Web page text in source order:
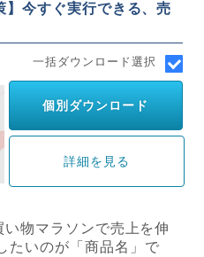
】今すぐ実行できる、売
一括ダウンロード選択
個別ダウンロード
詳細を見る
物マラソンで売上を伸
たいのが「商品名」で